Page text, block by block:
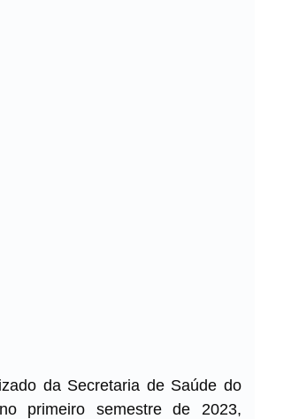
da Secretaria de Saúde do
primeiro semestre de 2023,